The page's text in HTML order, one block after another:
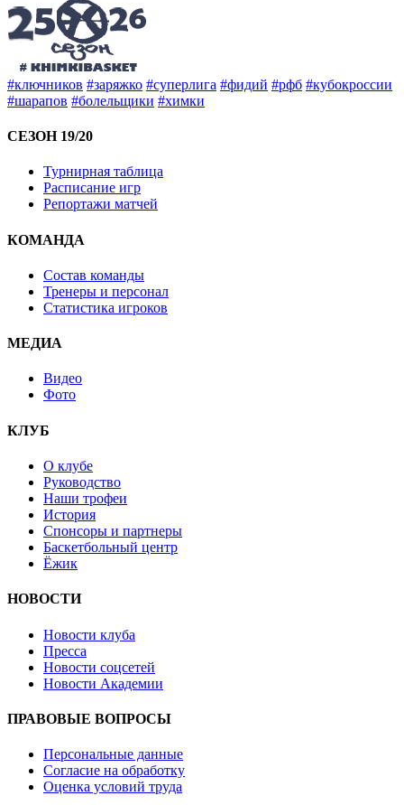
#ключников #заряжко #суперлига #фидий #рфб #кубокроссии
#шарапов #болельщики #химки
СЕЗОН 19/20
Турнирная таблица
Расписание игр
Репортажи матчей
КОМАНДА
Состав команды
Тренеры и персонал
Статистика игроков
МЕДИА
Видео
Фото
КЛУБ
О клубе
Руководство
Наши трофеи
История
Спонсоры и партнеры
Баскетбольный центр
Ёжик
НОВОСТИ
Новости клуба
Пресса
Новости соцсетей
Новости Академии
ПРАВОВЫЕ ВОПРОСЫ
Персональные данные
Согласие на обработку
Оценка условий труда